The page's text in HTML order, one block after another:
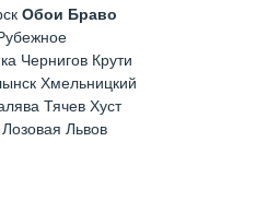
Обои Браво
Чернигов Крути
Хмельницкий
Тячев Хуст
Львов